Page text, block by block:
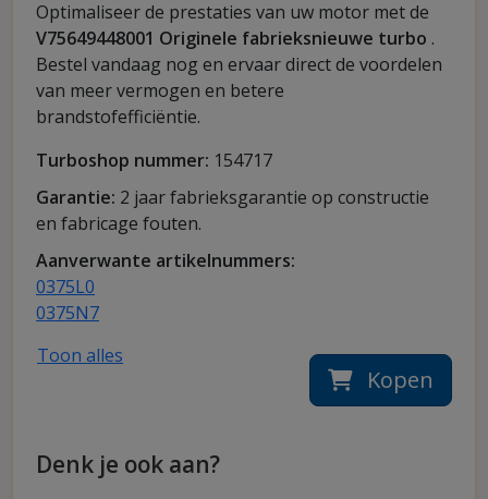
Optimaliseer de prestaties van uw motor met de
V75649448001 Originele fabrieksnieuwe turbo .
Bestel vandaag nog en ervaar direct de voordelen
van meer vermogen en betere
brandstofefficiëntie.
Turboshop nummer: 154717
Garantie: 2 jaar fabrieksgarantie op constructie
en fabricage fouten.
Aanverwante artikelnummers:
0375L0
0375N7
Toon alles
Kopen
Denk je ook aan?